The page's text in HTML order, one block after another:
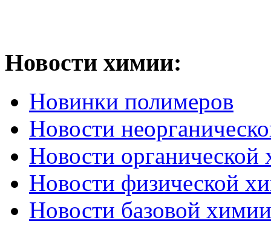
Новости химии:
Новинки полимеров
Новости
Новости органической
Новости физической
Новости базовой химии